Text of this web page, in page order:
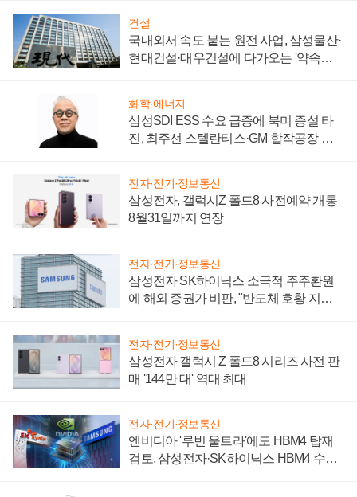
건설
국내외서 속도 붙는 원전 사업, 삼성물산·
현대건설·대우건설에 다가오는 '약속의
화학·에너지
삼성SDI ESS 수요 급증에 북미 증설 타
진, 최주선 스텔란티스·GM 합작공장 건
전자·전기·정보통신
삼성전자, 갤럭시Z 폴드8 사전예약 개통
8월31일까지 연장
전자·전기·정보통신
삼성전자 SK하이닉스 소극적 주주환원
에 해외 증권가 비판, "반도체 호황 지속
전자·전기·정보통신
삼성전자 갤럭시 Z 폴드8 시리즈 사전 판
매 '144만 대' 역대 최대
전자·전기·정보통신
엔비디아 '루빈 울트라'에도 HBM4 탑재
검토, 삼성전자·SK하이닉스 HBM4 수율